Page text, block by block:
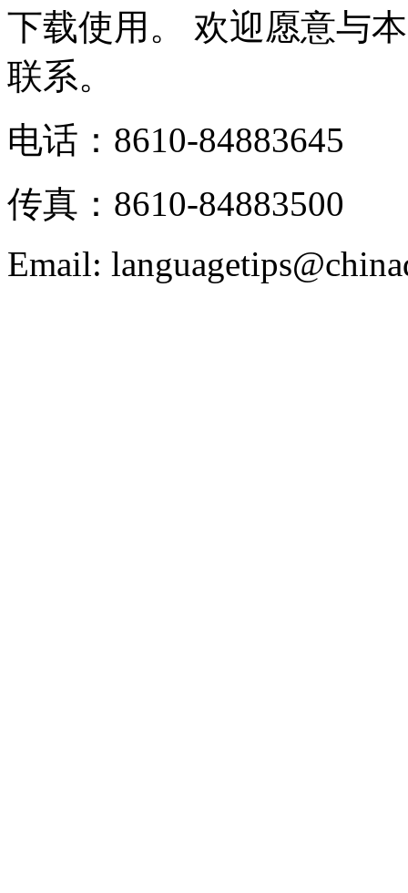
下载使用。 欢迎愿意与
联系。
电话：8610-84883645
传真：8610-84883500
Email: